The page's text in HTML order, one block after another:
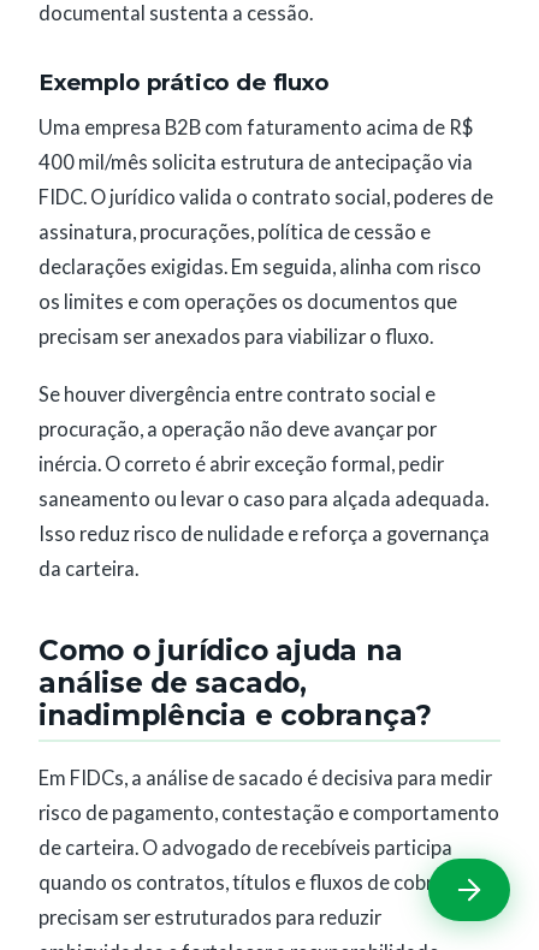
documental sustenta a cessão.
Exemplo prático de fluxo
Uma empresa B2B com faturamento acima de R$
400 mil/mês solicita estrutura de antecipação via
FIDC. O jurídico valida o contrato social, poderes de
assinatura, procurações, política de cessão e
declarações exigidas. Em seguida, alinha com risco
os limites e com operações os documentos que
precisam ser anexados para viabilizar o fluxo.
Se houver divergência entre contrato social e
procuração, a operação não deve avançar por
inércia. O correto é abrir exceção formal, pedir
saneamento ou levar o caso para alçada adequada.
Isso reduz risco de nulidade e reforça a governança
da carteira.
Como o jurídico ajuda na
análise de sacado,
inadimplência e cobrança?
Em FIDCs, a análise de sacado é decisiva para medir
risco de pagamento, contestação e comportamento
de carteira. O advogado de recebíveis participa
quando os contratos, títulos e fluxos de cobrança
precisam ser estruturados para reduzir